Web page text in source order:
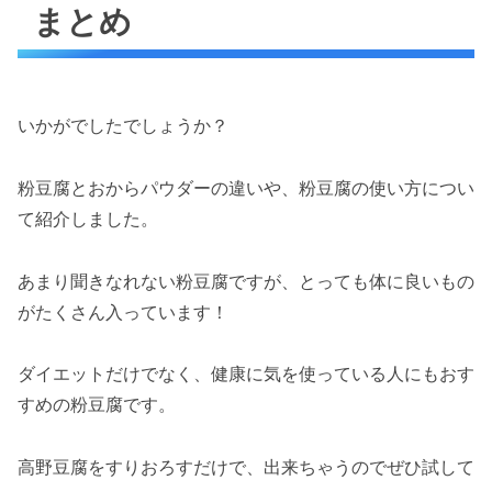
まとめ
いかがでしたでしょうか？
粉豆腐とおからパウダーの違いや、粉豆腐の使い方につい
て紹介しました。
あまり聞きなれない粉豆腐ですが、とっても体に良いもの
がたくさん入っています！
ダイエットだけでなく、健康に気を使っている人にもおす
すめの粉豆腐です。
高野豆腐をすりおろすだけで、出来ちゃうのでぜひ試して